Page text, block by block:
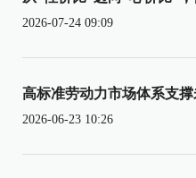
2026-07-24 09:09
高标准劳动力市场体系支
2026-06-23 10:26